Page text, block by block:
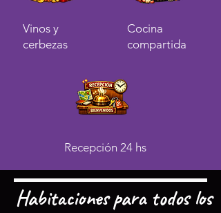
Vinos y
cerbezas
Cocina
compartida
Recepción 24 hs
Habitaciones para todos los